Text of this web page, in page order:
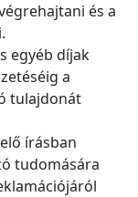
és a
egyéb díjak
a
tulajdonát
írásban
tudomására